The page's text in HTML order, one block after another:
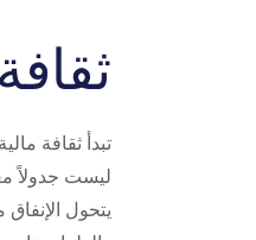
تبدأ ثقافة
ليست جدولاً
يتحول